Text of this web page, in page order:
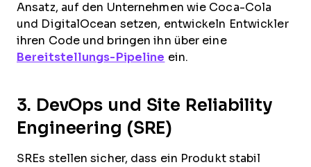
Ansatz, auf den Unternehmen wie Coca-Cola
und DigitalOcean setzen, entwickeln Entwickler
ihren Code und bringen ihn über eine
Bereitstellungs-Pipeline ein.
3. DevOps und Site Reliability
Engineering (SRE)
SREs stellen sicher, dass ein Produkt stabil